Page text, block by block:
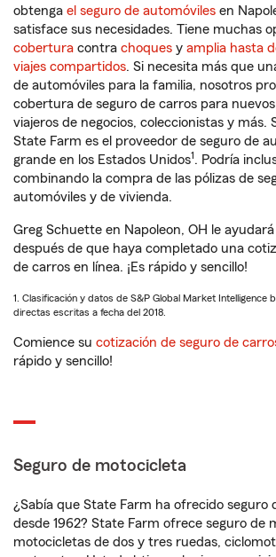
obtenga el seguro de automóviles en
satisface sus necesidades. Tiene muchas
cobertura contra choques y amplia hasta
viajes compartidos. Si necesita más que
de automóviles para la familia, nosotros
cobertura de seguro de carros para
viajeros de negocios, coleccionistas y más.
State Farm es el proveedor de seguro de
grande en los Estados Unidos1. Podría
combinando la compra de las pólizas de
automóviles y de vivienda.
Greg Schuette en Napoleon, OH le
después de que haya completado una
de carros en línea. ¡Es rápido y sencillo!
1. Clasificación y datos de S&P Global Market Intelligence
directas escritas a fecha del 2018.
Comience su cotización de seguro de
rápido y sencillo!
Seguro de motocicleta
¿Sabía que State Farm ha ofrecido seguro
desde 1962? State Farm ofrece seguro de
motocicletas de dos y tres ruedas,